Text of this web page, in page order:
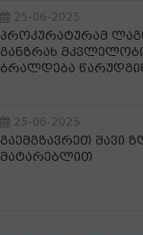
25-06-2025
პროკურატურამ
განზრახ
ბრალდება
25-06-2025
გაემგზავრეთ შავი
მატარებლით